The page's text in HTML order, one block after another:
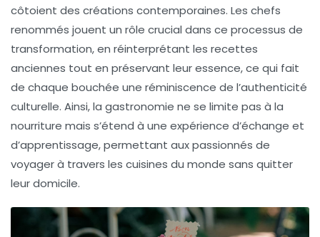
côtoient des créations contemporaines. Les chefs
renommés jouent un rôle crucial dans ce processus de
transformation, en réinterprétant les recettes
anciennes tout en préservant leur essence, ce qui fait
de chaque bouchée une réminiscence de l’authenticité
culturelle. Ainsi, la gastronomie ne se limite pas à la
nourriture mais s’étend à une expérience d’échange et
d’apprentissage, permettant aux passionnés de
voyager à travers les cuisines du monde sans quitter
leur domicile.